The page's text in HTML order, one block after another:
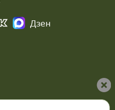
Дзен